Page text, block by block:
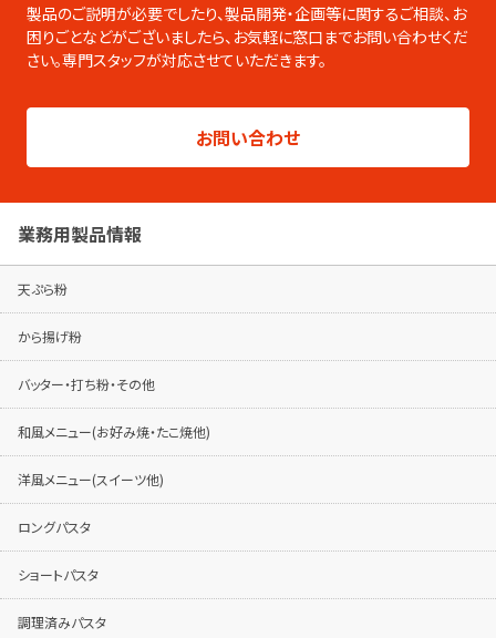
です。PDFのダウンロードやページの印刷な
ども可能です。
製品シリーズ毎のパンフレットは専用ページ
パンフレットはこちらから
製品のご説明が必要でしたり、製品開発・企画等に関するご相談、お
困りごとなどがございましたら、 お気軽に窓口までお問い合わせくだ
さい。専門スタッフが対応させていただきます。
お問い合わせ
業務用製品情報
天ぷら粉
から揚げ粉
バッター・打ち粉・その他
和風メニュー(お好み焼・たこ焼他)
洋風メニュー(スイーツ他)
ロングパスタ
ショートパスタ
調理済みパスタ